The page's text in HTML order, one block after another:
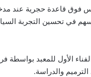
فوق قاعدة حجرية عند
في تحسين التجربة
كان قد اكتشف عام 1994 داخل الفناء
والدراسة.